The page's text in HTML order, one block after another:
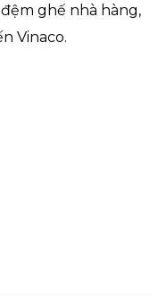
ghế nhà hàng,
Vinaco.